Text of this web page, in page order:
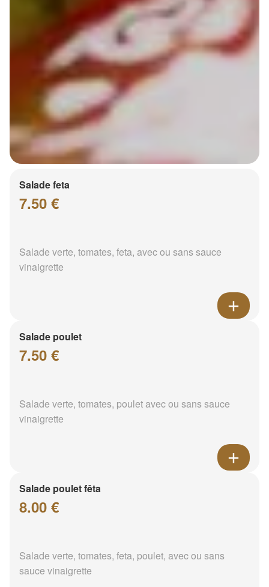
Salade feta
7.50 €
Salade verte, tomates, feta, avec ou sans sauce
vinaigrette
Salade poulet
7.50 €
Salade verte, tomates, poulet avec ou sans sauce
vinaigrette
Salade poulet fêta
8.00 €
Salade verte, tomates, feta, poulet, avec ou sans
sauce vinaigrette